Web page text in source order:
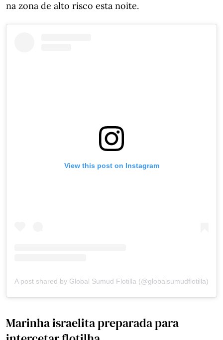
na zona de alto risco esta noite.
View this post on Instagram
A post shared by Global Sumud Flotilla (@globalsumudflotilla)
Marinha israelita preparada para